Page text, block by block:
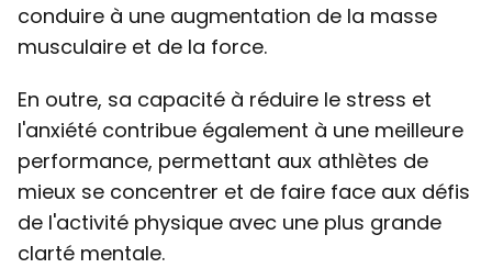
conduire à une augmentation de la masse
musculaire et de la force.
En outre, sa capacité à réduire le stress et
l'anxiété contribue également à une meilleure
performance, permettant aux athlètes de
mieux se concentrer et de faire face aux défis
de l'activité physique avec une plus grande
clarté mentale.